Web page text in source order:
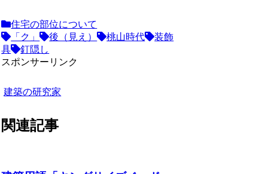
住宅の部位について
「ク」
後（見え） 桃山時代
装飾
具
釘隠し
スポンサーリンク
建築の研究家
関連記事